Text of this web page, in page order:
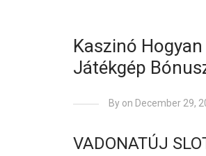
Kaszinó
Játékgép
By on December 29,
VADONATÚJ